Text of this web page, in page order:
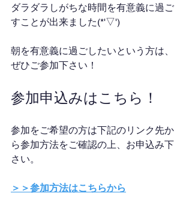
ダラダラしがちな時間を有意義に過ご
すことが出来ました(*'▽')
朝を有意義に過ごしたいという方は、
ぜひご参加下さい！
参加申込みはこちら！
参加をご希望の方は下記のリンク先か
ら参加方法をご確認の上、お申込み下
さい。
＞＞参加方法はこちらから